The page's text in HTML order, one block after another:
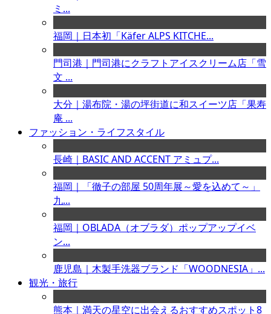
ミ...
福岡｜日本初「Käfer ALPS KITCHE...
門司港｜門司港にクラフトアイスクリーム店「雪
文 ...
大分｜湯布院・湯の坪街道に和スイーツ店「果寿
庵 ...
ファッション・ライフスタイル
長崎｜BASIC AND ACCENT アミュプ...
福岡｜「徹子の部屋 50周年展～愛を込めて～」
九...
福岡｜OBLADA（オブラダ）ポップアップイベ
ン...
鹿児島｜木製手洗器ブランド「WOODNESIA」...
観光・旅行
熊本｜満天の星空に出会えるおすすめスポット8